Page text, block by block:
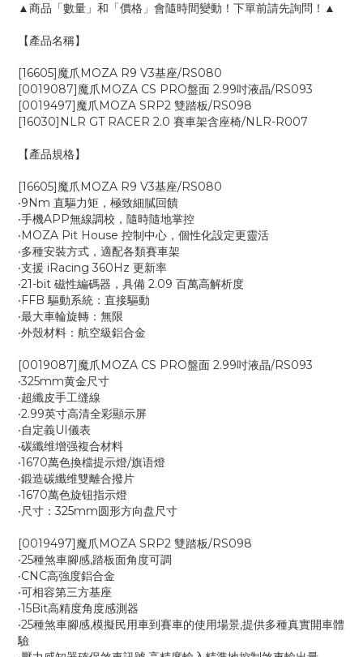
▲商品「數量」和「價格」會隨時間變動！下單前請先詢問！▲
【產品名稱】
[16605]魔爪MOZA R9 V3基座/RS080
[0019087]魔爪MOZA CS PRO盤面 2.99吋液晶/RS093
[0019497]魔爪MOZA SRP2 雙踏板/RS098
[16030]NLR GT RACER 2.0 賽車架含座椅/NLR-R007
【產品規格】
[16605]魔爪MOZA R9 V3基座/RS080
‧9Nm 直驅力矩，極致細膩回饋
‧手機APP無線調校，隨時隨地掌控
‧MOZA Pit House 控制中心，個性化設定更靈活
‧多種安裝方式，適配各類賽車架
‧支援 iRacing 360Hz 更新率
‧21-bit 磁性編碼器，具備 2.09 百萬高解析度
‧FFB 驅動系統：直接驅動
‧最大車輪旋轉：無限
‧外殼材料：航空級鋁合金
[0019087]魔爪MOZA CS PRO盤面 2.99吋液晶/RS093
‧325mm黄金尺寸
‧超纖皮手工缝線
‧2.99英寸高清全彩顯示屏
‧自定義UI儀表
‧碳纖维增强複合材料
‧1670萬色換檔提示燈/旗语燈
‧鍛造碳纖维雙離合撥片
‧1670萬色旋钮指示燈
‧尺寸：325mm圆形方向盘尺寸
[0019497]魔爪MOZA SRP2 雙踏板/RS098
‧25種煞車腳感,踏板面角度可調
‧CNC高強度鋁合金
‧可相容第三方基座
‧15Bit高精度角度感測器
‧25種煞車腳感,模擬民用車到賽車的使用場景,提供多種真實開車體
驗